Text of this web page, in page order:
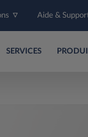
Aide &
SERVICES